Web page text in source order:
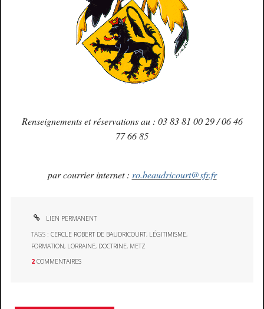
Renseignements et réservations au : 03 83 81 00 29 / 06 46
77 66 85
par courrier internet : ro.beaudricourt@sfr.fr
LIEN PERMANENT
TAGS :CERCLE ROBERT DE BAUDRICOURT, LÉGITIMISME,
FORMATION, LORRAINE, DOCTRINE, METZ
2 COMMENTAIRES